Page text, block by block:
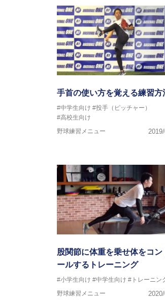
手首の使い方を覚える練習方
#中学生向け #投手（ピッチャー）
#高校生向け
野球練習メニュー
股関節に体重を乗せ体をコン
ールするトレーニング
#小学生向け #中学生向け #トレーニン
野球練習メニュー